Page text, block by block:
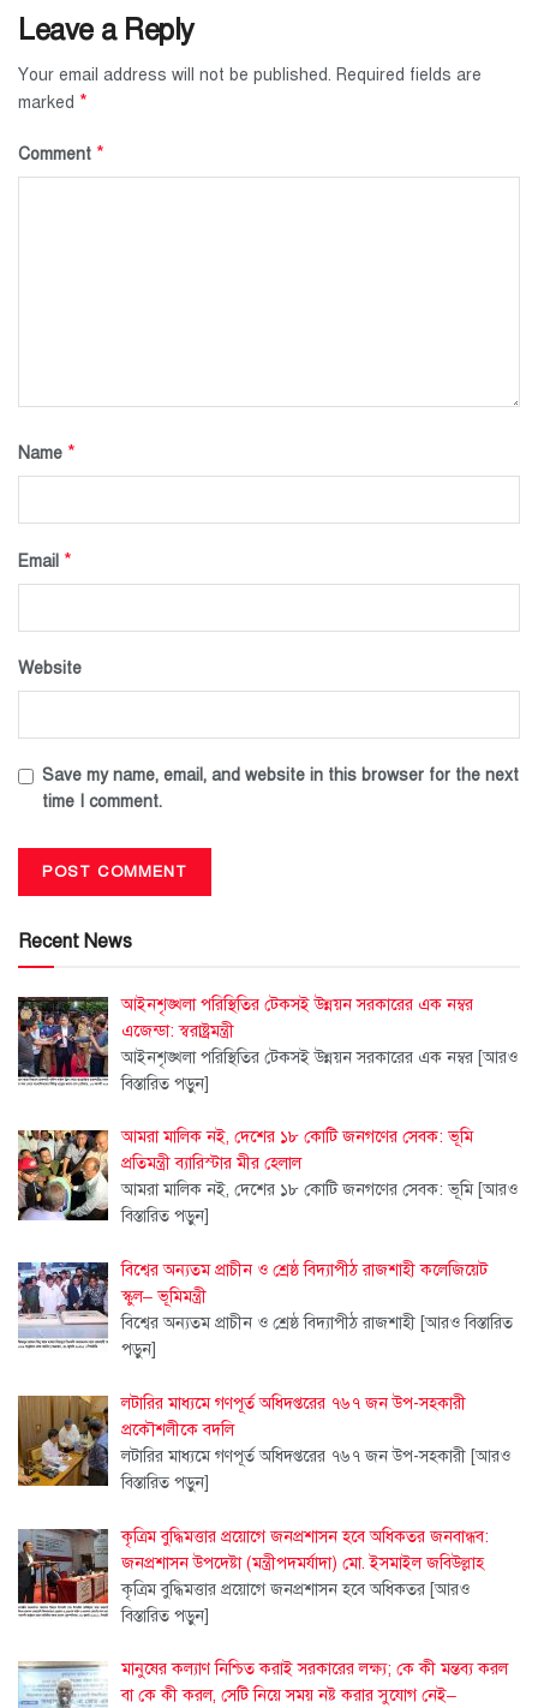
Leave a Reply
Your email address will not be published. Required fields are
marked *
Comment *
Name *
Email *
Website
Save my name, email, and website in this browser for the next
time I comment.
Recent News
আইনশৃঙ্খলা পরিস্থিতির টেকসই উন্নয়ন সরকারের এক নম্বর
এজেন্ডা: স্বরাষ্ট্রমন্ত্রী
আইনশৃঙ্খলা পরিস্থিতির টেকসই উন্নয়ন সরকারের এক নম্বর [আরও
বিস্তারিত পড়ুন]
আমরা মালিক নই, দেশের ১৮ কোটি জনগণের সেবক: ভূমি
প্রতিমন্ত্রী ব্যারিস্টার মীর হেলাল
আমরা মালিক নই, দেশের ১৮ কোটি জনগণের সেবক: ভূমি [আরও
বিস্তারিত পড়ুন]
বিশ্বের অন্যতম প্রাচীন ও শ্রেষ্ঠ বিদ্যাপীঠ রাজশাহী কলেজিয়েট
স্কুল– ভূমিমন্ত্রী
বিশ্বের অন্যতম প্রাচীন ও শ্রেষ্ঠ বিদ্যাপীঠ রাজশাহী [আরও বিস্তারিত
পড়ুন]
লটারির মাধ্যমে গণপূর্ত অধিদপ্তরের ৭৬৭ জন উপ-সহকারী
প্রকৌশলীকে বদলি
লটারির মাধ্যমে গণপূর্ত অধিদপ্তরের ৭৬৭ জন উপ-সহকারী [আরও
বিস্তারিত পড়ুন]
কৃত্রিম বুদ্ধিমত্তার প্রয়োগে জনপ্রশাসন হবে অধিকতর জনবান্ধব:
জনপ্রশাসন উপদেষ্টা (মন্ত্রীপদমর্যাদা) মো. ইসমাইল জবিউল্লাহ
কৃত্রিম বুদ্ধিমত্তার প্রয়োগে জনপ্রশাসন হবে অধিকতর [আরও
বিস্তারিত পড়ুন]
মানুষের কল্যাণ নিশ্চিত করাই সরকারের লক্ষ্য; কে কী মন্তব্য করল
বা কে কী করল, সেটি নিয়ে সময় নষ্ট করার সুযোগ নেই–